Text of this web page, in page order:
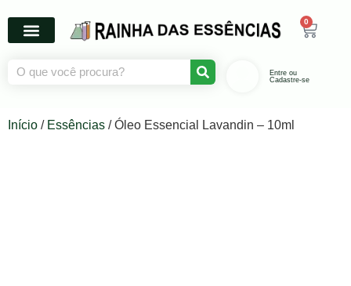
0
Entre ou
Cadastre-se
Início / Essências / Óleo Essencial Lavandin – 10ml